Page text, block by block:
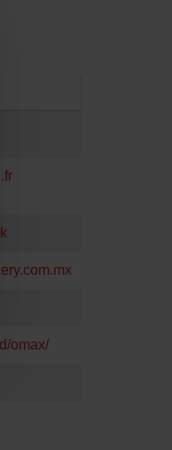
omax/